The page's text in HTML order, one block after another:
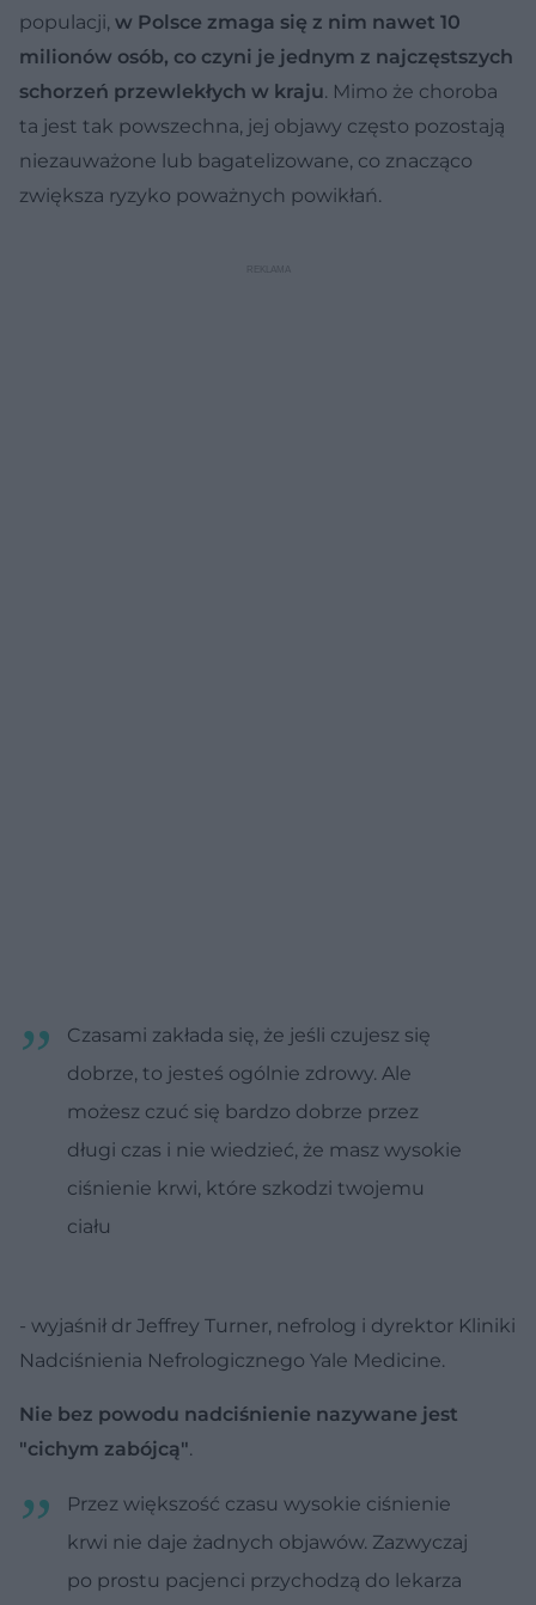
populacji, w Polsce zmaga się z nim nawet 10
milionów osób, co czyni je jednym z najczęstszych
schorzeń przewlekłych w kraju. Mimo że choroba
ta jest tak powszechna, jej objawy często pozostają
niezauważone lub bagatelizowane, co znacząco
zwiększa ryzyko poważnych powikłań.
Czasami zakłada się, że jeśli czujesz się
dobrze, to jesteś ogólnie zdrowy. Ale
możesz czuć się bardzo dobrze przez
długi czas i nie wiedzieć, że masz wysokie
ciśnienie krwi, które szkodzi twojemu
ciału
- wyjaśnił dr Jeffrey Turner, nefrolog i dyrektor Kliniki
Nadciśnienia Nefrologicznego Yale Medicine.
Nie bez powodu nadciśnienie nazywane jest
"cichym zabójcą".
Przez większość czasu wysokie ciśnienie
krwi nie daje żadnych objawów. Zazwyczaj
po prostu pacjenci przychodzą do lekarza